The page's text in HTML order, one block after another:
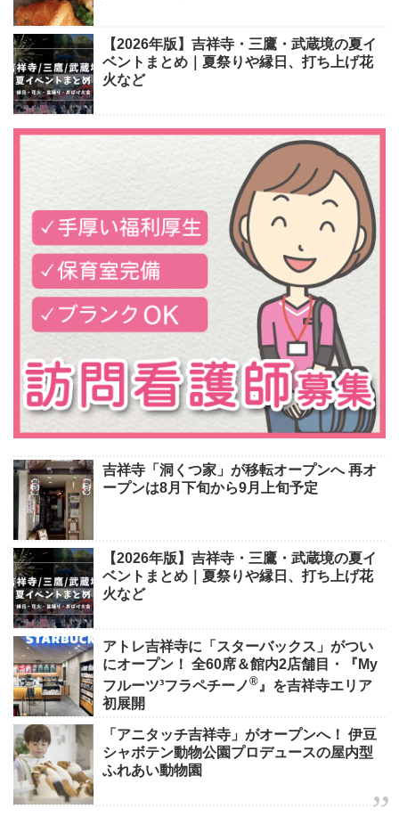
【2026年版】吉祥寺・三鷹・武蔵境の夏イ
ベントまとめ｜夏祭りや縁日、打ち上げ花
火など
吉祥寺「洞くつ家」が移転オープンへ 再オ
ープンは8月下旬から9月上旬予定
【2026年版】吉祥寺・三鷹・武蔵境の夏イ
ベントまとめ｜夏祭りや縁日、打ち上げ花
火など
アトレ吉祥寺に「スターバックス」がつい
にオープン！ 全60席＆館内2店舗目・『My
フルーツ³フラペチーノ® 』を吉祥寺エリア
初展開
「アニタッチ吉祥寺」がオープンへ！ 伊豆
シャボテン動物公園プロデュースの屋内型
ふれあい動物園